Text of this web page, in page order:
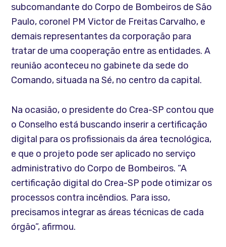
subcomandante do Corpo de Bombeiros de São
Paulo, coronel PM Victor de Freitas Carvalho, e
demais representantes da corporação para
tratar de uma cooperação entre as entidades. A
reunião aconteceu no gabinete da sede do
Comando, situada na Sé, no centro da capital.
Na ocasião, o presidente do Crea-SP contou que
o Conselho está buscando inserir a certificação
digital para os profissionais da área tecnológica,
e que o projeto pode ser aplicado no serviço
administrativo do Corpo de Bombeiros. “A
certificação digital do Crea-SP pode otimizar os
processos contra incêndios. Para isso,
precisamos integrar as áreas técnicas de cada
órgão”, afirmou.